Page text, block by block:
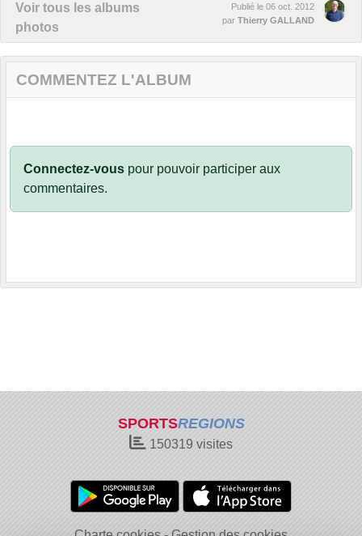
Voir tous les albums
photos
Publié le 06 oct. 2012
par Thierry GALLAND
COMMENTEZ L'ALBUM
Connectez-vous pour pouvoir participer aux
commentaires.
SPORTSREGIONS
150319 visites